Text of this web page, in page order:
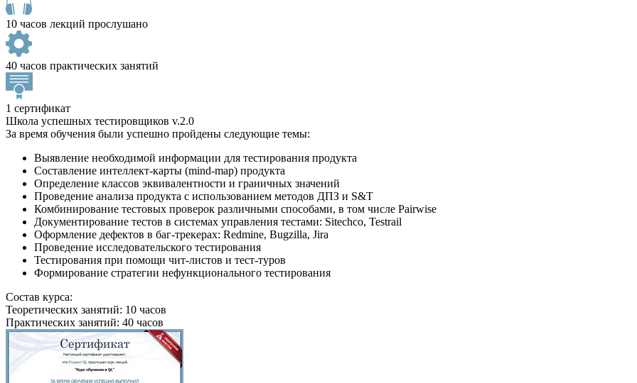
10 часов лекций прослушано
40 часов практических занятий
1 сертификат
Школа успешных тестировщиков v.2.0
За время обучения были успешно пройдены следующие темы:
Выявление необходимой информации для тестирования продукта
Составление интеллект-карты (mind-map) продукта
Определение классов эквивалентности и граничных значений
Проведение анализа продукта с использованием методов ДПЗ и S&T
Комбинирование тестовых проверок различными способами, в том числе Pairwise
Документирование тестов в системах управления тестами: Sitechсo, Testrail
Оформление дефектов в баг-трекерах: Redmine, Bugzilla, Jira
Проведение исследовательского тестирования
Тестирования при помощи чит-листов и тест-туров
Формирование стратегии нефункционального тестирования
Состав курса:
Теоретических занятий: 10 часов
Практических занятий: 40 часов